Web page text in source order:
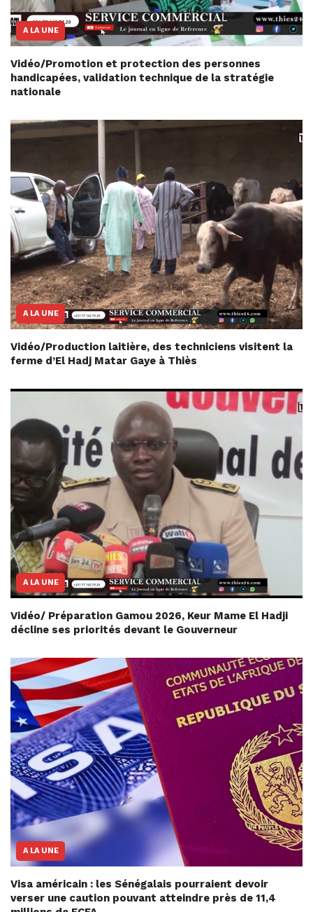
A LA UNE
Vidéo/Promotion et protection des personnes
handicapées, validation technique de la stratégie
nationale
A LA UNE
Vidéo/Production laitière, des techniciens visitent la
ferme d’El Hadj Matar Gaye à Thiès
A LA UNE
Vidéo/ Préparation Gamou 2026, Keur Mame El Hadji
décline ses priorités devant le Gouverneur
A LA UNE
Visa américain : les Sénégalais pourraient devoir
verser une caution pouvant atteindre près de 11,4